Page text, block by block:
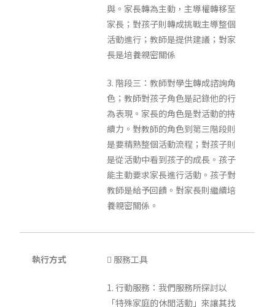
與。家長轉為主動，主導權轉移至
家長；對孩子則轉成挑戰主導整個
活動進行；教師是提供建議；對家
長是培養親密關係
3. 階段三：教師對學生轉成諮詢角
色；教師對孩子角色是記錄他的行
為表現。家長的角色是對活動的持
續力。對教師的角色到第三階段則
是要精熟整個活動流程；對孩子則
是從活動中看到孩子的成長。孩子
能主動要求家長進行活動。孩子對
教師是給予回饋。對家長則繼續培
養親密關係。
執行方式  服務工具
1. 行動服務：我們服務所探討以
「特殊家庭的休閒活動」來讓其找